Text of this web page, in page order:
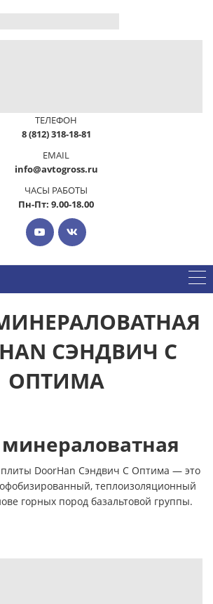
ТЕЛЕФОН
8 (812) 318-18-81
EMAIL
info@avtogross.ru
ЧАСЫ РАБОТЫ
Пн-Пт: 9.00-18.00
СЭНДВИЧ С
ОПТИМА
DoorHan Сэндвич С Оптима — это
теплоизоляционный
горных пород базальтовой группы.